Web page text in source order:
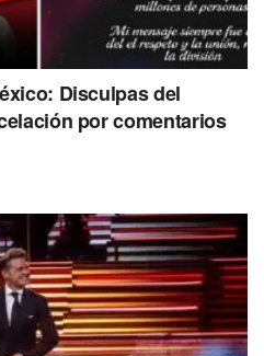
Disculpas del
por comentarios